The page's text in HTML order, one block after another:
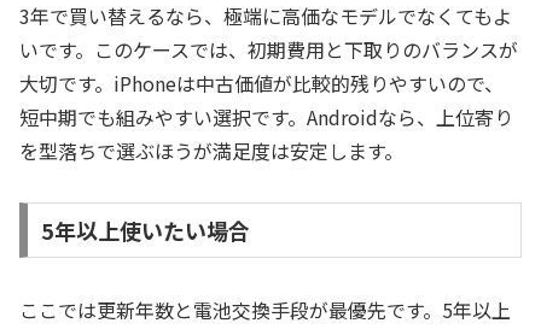
3年で買い替えるなら、極端に高価なモデルでなくてもよ
いです。このケースでは、初期費用と下取りのバランスが
大切です。iPhoneは中古価値が比較的残りやすいので、
短中期でも組みやすい選択です。Androidなら、上位寄り
を型落ちで選ぶほうが満足度は安定します。
5年以上使いたい場合
ここでは更新年数と電池交換手段が最優先です。5年以上